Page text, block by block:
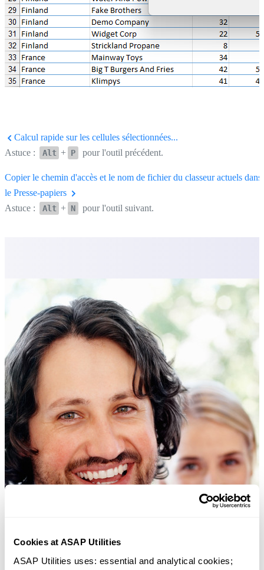
Cookies at ASAP Utilities
ASAP Utilities uses: essential and analytical cookies;
Calcul rapide sur les cellules sélectionnées...
Astuce :
Alt + P pour l'outil précédent.
Copier le chemin d'accès et le nom de fichier du classeur actuels dans
le Presse-papiers
Astuce :
Alt + N pour l'outil suivant.